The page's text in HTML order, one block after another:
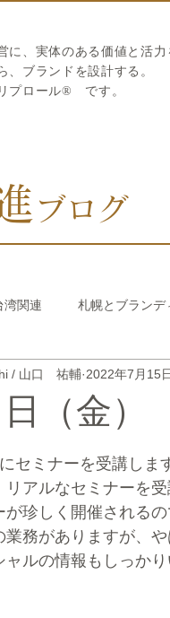
に、実体のある価値と活
、ブランドを設計する。
リプロール® です。
ブログ
湾関連 札幌とブランデ
繊維のストロー 中国
ルマーケティングブランデ
日（金
/ 山口 祐輔 2022年7月15
セミナーを受講しま
リアルなセミナーを
が珍しく開催される
業務がありますが、
ルの情報もしっか